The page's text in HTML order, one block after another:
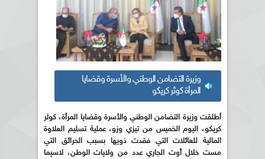
وزيرة التضامن الوطني والأسرة وقضايا
المرأة كوثر كريكو
أطلقت وزيرة التضامن الوطني والأسرة وقضايا المرأة، كوثر
كريكو، اليوم الخميس من تيزي وزو، عملية تسليم العلاوة
المالية للعائلات التي فقدت ذويها بسبب الحرائق التي
مست خلال أوت الجاري عدد من ولايات الوطن، لاسيما